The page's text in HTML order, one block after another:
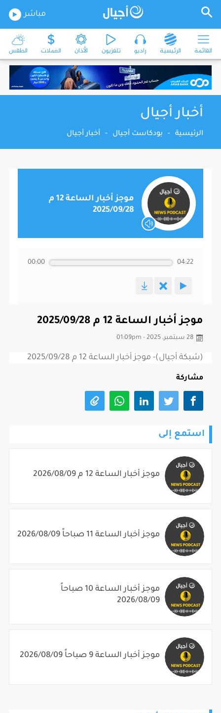
مباشر
القائمة الرئيسية راديو تلفزيون الأذان العملات الطقس
أخبار أجيال
الرئيسية - بودكاست أجيال - أخبار أجيال
موجز أخبار الساعة 12 م
2025/09/28
00:00 04:22
موجز أخبار الساعة 12 م 2025/09/28
28 سبتمبر، 2025 - 01:09pm
(شبكة أجيال)- موجز أخبار الساعة 12 م 2025/09/28
مشاركة
استمع إلى
موجز أخبار الساعة 12 م 2026/08/09
موجز أخبار الساعة 11 صباحاً 2026/08/09
موجز أخبار الساعة 10 صباحاً
2026/08/09
موجز أخبار الساعة 9 صباحاً 2026/08/09